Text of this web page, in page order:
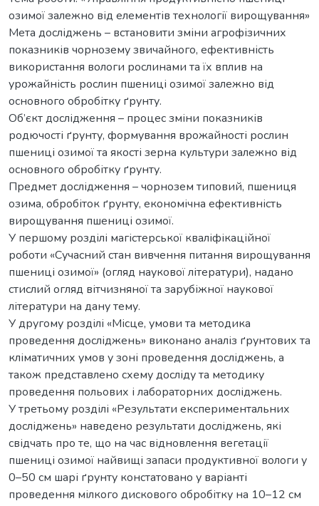
озимої залежно від елементів технології вирощування»
Мета досліджень – встановити зміни агрофізичних
показників чорнозему звичайного, ефективність
використання вологи рослинами та їх вплив на
урожайність рослин пшениці озимої залежно від
основного обробітку ґрунту.
Об’єкт дослідження – процес зміни показників
родючості ґрунту, формування врожайності рослин
пшениці озимої та якості зерна культури залежно від
основного обробітку ґрунту.
Предмет дослідження – чорнозем типовий, пшениця
озима, обробіток ґрунту, економічна ефективність
вирощування пшениці озимої.
У першому розділі магістерської кваліфікаційної
роботи «Сучасний стан вивчення питання вирощування
пшениці озимої» (огляд наукової літератури), надано
стислий огляд вітчизняної та зарубіжної наукової
літератури на дану тему.
У другому розділі «Місце, умови та методика
проведення досліджень» виконано аналіз ґрунтових та
кліматичних умов у зоні проведення досліджень, а
також представлено схему досліду та методику
проведення польових і лабораторних досліджень.
У третьому розділі «Результати експериментальних
досліджень» наведено результати досліджень, які
свідчать про те, що на час відновлення вегетації
пшениці озимої найвищі запаси продуктивної вологи у
0–50 см шарі ґрунту констатовано у варіанті
проведення мілкого дискового обробітку на 10–12 см